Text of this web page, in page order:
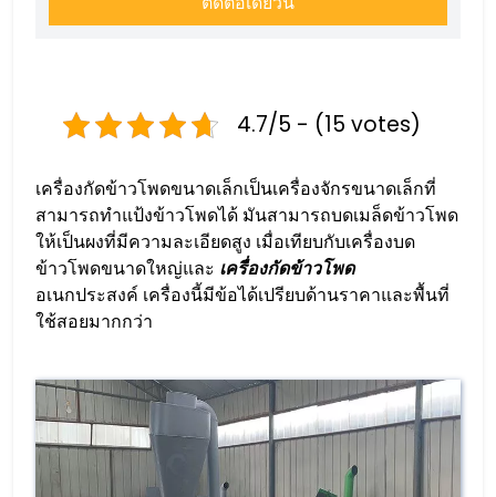
4.7/5 - (15 votes)
เครื่องกัดข้าวโพดขนาดเล็กเป็นเครื่องจักรขนาดเล็กที่
สามารถทำแป้งข้าวโพดได้ มันสามารถบดเมล็ดข้าวโพด
ให้เป็นผงที่มีความละเอียดสูง เมื่อเทียบกับเครื่องบด
ข้าวโพดขนาดใหญ่และ เครื่องกัดข้าวโพด
อเนกประสงค์ เครื่องนี้มีข้อได้เปรียบด้านราคาและพื้นที่
ใช้สอยมากกว่า